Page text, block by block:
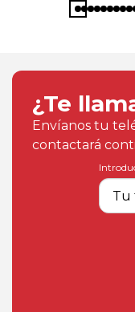
¿Te
Envíanos tu
contactará